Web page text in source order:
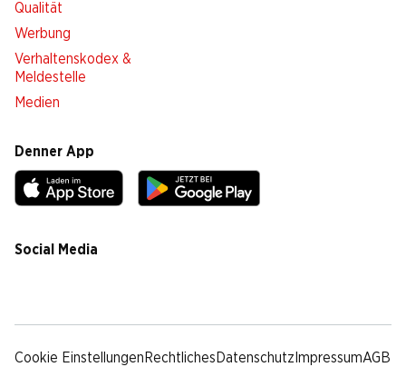
Qualität
Werbung
Verhaltenskodex &
Meldestelle
Medien
Denner App
Social Media
Cookie Einstellungen Rechtliches Datenschutz ImpressumAGB